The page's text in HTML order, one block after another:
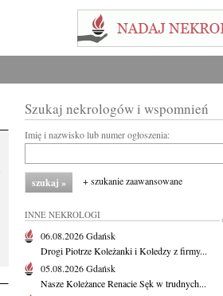
Szukaj nekrologów i wspomnień
Imię i nazwisko lub numer ogłoszenia:
+ szukanie zaawansowane
INNE NEKROLOGI
06.08.2026Gdańsk
Drogi Piotrze Koleżanki i Koledzy z firmy...
05.08.2026Gdańsk
Nasze Koleżance Renacie Sęk w trudnych...